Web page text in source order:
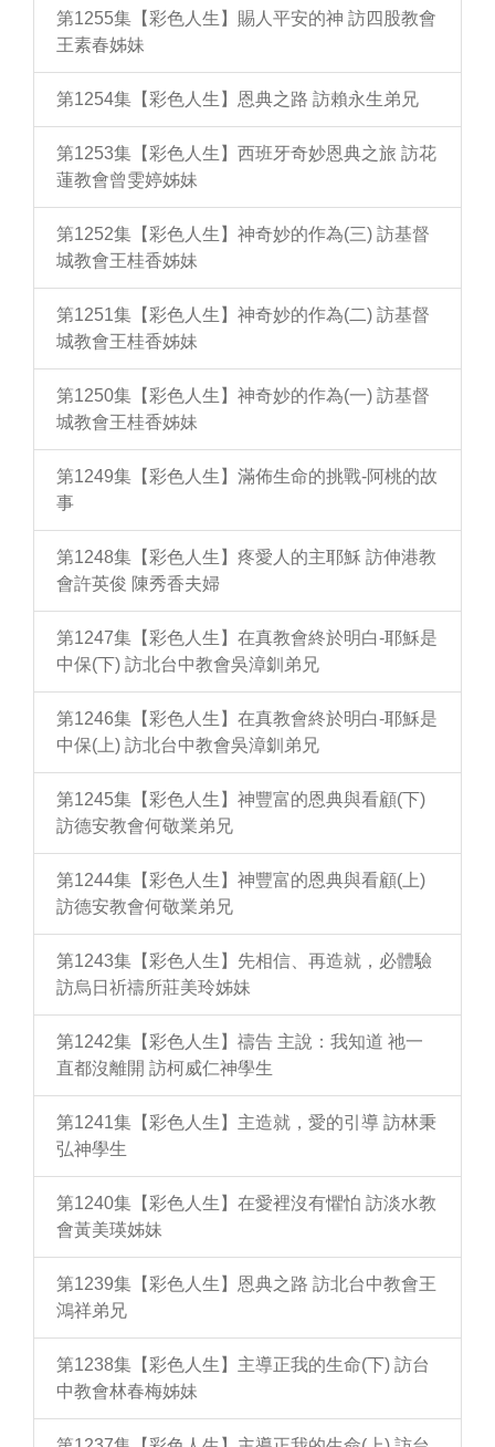
第1255集【彩色人生】賜人平安的神 訪四股教會
王素春姊妹
第1254集【彩色人生】恩典之路 訪賴永生弟兄
第1253集【彩色人生】西班牙奇妙恩典之旅 訪花
蓮教會曾雯婷姊妹
第1252集【彩色人生】神奇妙的作為(三) 訪基督
城教會王桂香姊妹
第1251集【彩色人生】神奇妙的作為(二) 訪基督
城教會王桂香姊妹
第1250集【彩色人生】神奇妙的作為(一) 訪基督
城教會王桂香姊妹
第1249集【彩色人生】滿佈生命的挑戰-阿桃的故
事
第1248集【彩色人生】疼愛人的主耶穌 訪伸港教
會許英俊 陳秀香夫婦
第1247集【彩色人生】在真教會終於明白-耶穌是
中保(下) 訪北台中教會吳漳釧弟兄
第1246集【彩色人生】在真教會終於明白-耶穌是
中保(上) 訪北台中教會吳漳釧弟兄
第1245集【彩色人生】神豐富的恩典與看顧(下)
訪德安教會何敬業弟兄
第1244集【彩色人生】神豐富的恩典與看顧(上)
訪德安教會何敬業弟兄
第1243集【彩色人生】先相信、再造就，必體驗
訪烏日祈禱所莊美玲姊妹
第1242集【彩色人生】禱告 主說：我知道 祂一
直都沒離開 訪柯威仁神學生
第1241集【彩色人生】主造就，愛的引導 訪林秉
弘神學生
第1240集【彩色人生】在愛裡沒有懼怕 訪淡水教
會黃美瑛姊妹
第1239集【彩色人生】恩典之路 訪北台中教會王
鴻祥弟兄
第1238集【彩色人生】主導正我的生命(下) 訪台
中教會林春梅姊妹